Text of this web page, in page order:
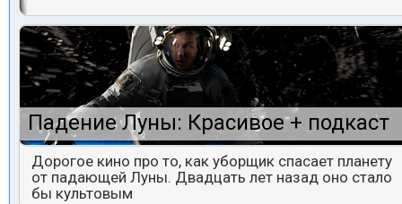
Падение Луны: Красивое + подкаст
Дорогое кино про то, как уборщик спасает планету
от падающей Луны. Двадцать лет назад оно стало
бы культовым